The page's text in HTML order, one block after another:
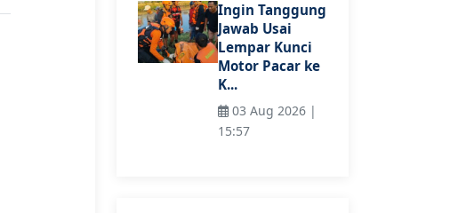
Ingin Tanggung
Jawab Usai
Lempar Kunci
Motor Pacar ke
K...
03 Aug 2026 |
15:57